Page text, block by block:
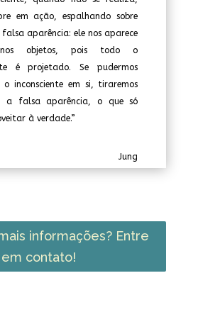
em ação, espalhando sobre
aparência: ele nos aparece
nos objetos, pois todo o
é projetado. Se pudermos
o inconsciente em si, tiraremos
a falsa aparência, o que só
à verdade.”
Jung
informações? Entre
em contato!